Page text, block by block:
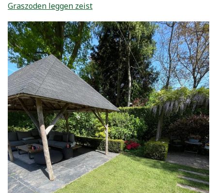
Graszoden leggen zeist